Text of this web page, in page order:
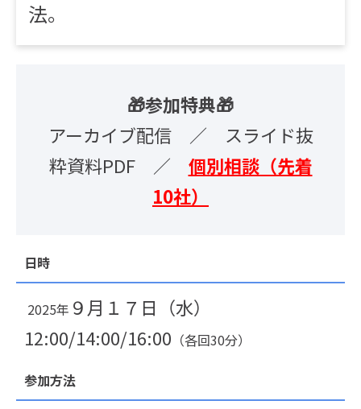
法。
🎁参加特典🎁
アーカイブ配信 ／ スライド抜
粋資料PDF ／ 個別相談（先着
10社）
日時
2025年 ９月１７日（水）
12:00/14:00/16:00 （各回30分）
参加方法